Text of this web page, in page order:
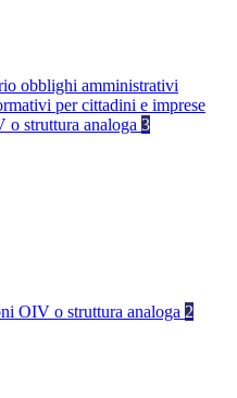
obblighi amministrativi
per cittadini e imprese
o struttura analoga 3
OIV o struttura analoga 2